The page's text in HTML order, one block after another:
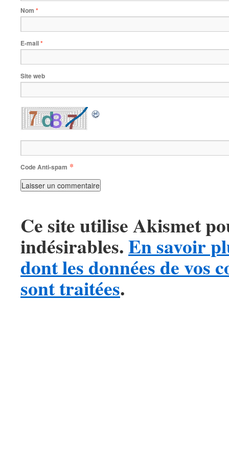
Nom *
E-mail*
Site web
Code Anti-spam *
Ce site utilise Akismet
indésirables.En savoir
dont les données de vos
sont traitées.